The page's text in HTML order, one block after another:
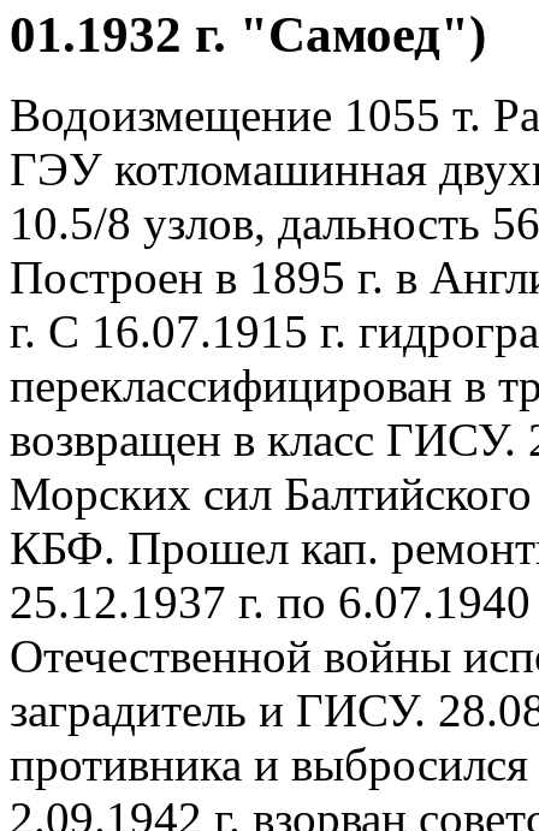
01.1932 г. "Самоед")
Водоизмещение 1055 т.
ГЭУ котломашинная
10.5/8 узлов, дальность
Построен в 1895 г. в
г. С 16.07.1915 г.
переклассифицирован в
возвращен в класс ГИСУ.
Морских сил
КБФ. Прошел кап.
25.12.1937 г. по
Отечественной войны
заградитель и ГИСУ.
противника и
2.09.1942 г. взорван